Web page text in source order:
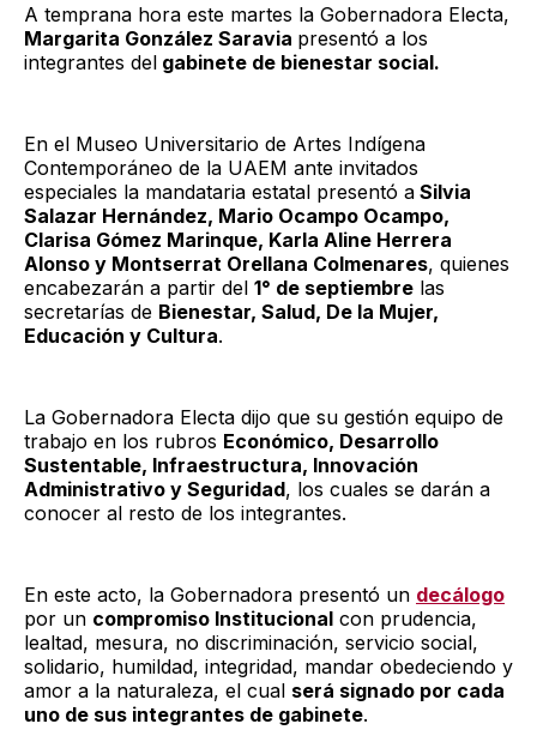
A temprana hora este martes la Gobernadora Electa,
Margarita González Saravia presentó a los
integrantes del gabinete de bienestar social.
En el Museo Universitario de Artes Indígena
Contemporáneo de la UAEM ante invitados
especiales la mandataria estatal presentó a Silvia
Salazar Hernández, Mario Ocampo Ocampo,
Clarisa Gómez Marinque, Karla Aline Herrera
Alonso y Montserrat Orellana Colmenares, quienes
encabezarán a partir del 1° de septiembre las
secretarías de Bienestar, Salud, De la Mujer,
Educación y Cultura.
La Gobernadora Electa dijo que su gestión equipo de
trabajo en los rubros Económico, Desarrollo
Sustentable, Infraestructura, Innovación
Administrativo y Seguridad, los cuales se darán a
conocer al resto de los integrantes.
En este acto, la Gobernadora presentó un decálogo
por un compromiso Institucional con prudencia,
lealtad, mesura, no discriminación, servicio social,
solidario, humildad, integridad, mandar obedeciendo y
amor a la naturaleza, el cual será signado por cada
uno de sus integrantes de gabinete.